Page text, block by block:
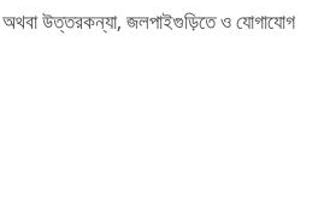
অথবা উত্তরকন্যা, জলপাইগুড়িতে ও যোগাযোগ